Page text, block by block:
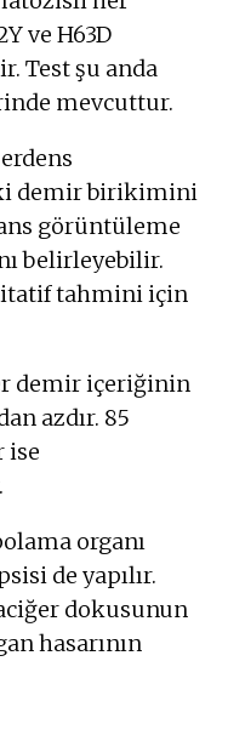
ve H63D
Test şu anda
mevcuttur.
demir birikimini
görüntüleme
belirleyebilir.
tahmini için
demir içeriğinin
azdır. 85
ise
organı
de yapılır.
dokusunun
hasarının